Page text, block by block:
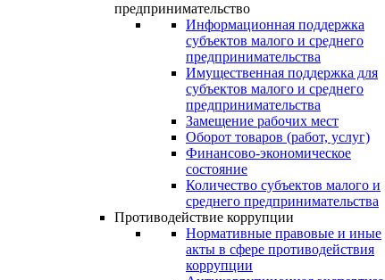
предпринимательство
Информационная поддержка
субъектов малого и среднего
предпринимательства
Имущественная поддержка для
субъектов малого и среднего
предпринимательства
Замещение рабочих мест
Оборот товаров (работ, услуг)
Финансово-экономическое
состояние
Количество субъектов малого и
среднего предпринимательства
Противодействие коррупции
Нормативные правовые и иные
акты в сфере противодействия
коррупции